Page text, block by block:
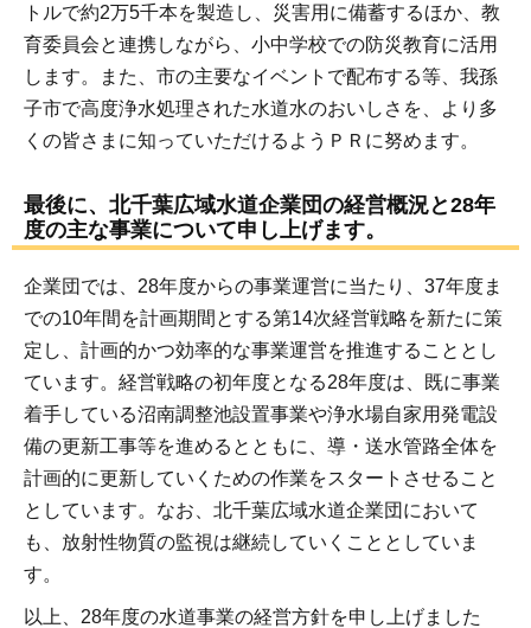
トルで約2万5千本を製造し、災害用に備蓄するほか、教
育委員会と連携しながら、小中学校での防災教育に活用
します。また、市の主要なイベントで配布する等、我孫
子市で高度浄水処理された水道水のおいしさを、より多
くの皆さまに知っていただけるようＰＲに努めます。
最後に、北千葉広域水道企業団の経営概況と28年
度の主な事業について申し上げます。
企業団では、28年度からの事業運営に当たり、37年度ま
での10年間を計画期間とする第14次経営戦略を新たに策
定し、計画的かつ効率的な事業運営を推進することとし
ています。経営戦略の初年度となる28年度は、既に事業
着手している沼南調整池設置事業や浄水場自家用発電設
備の更新工事等を進めるとともに、導・送水管路全体を
計画的に更新していくための作業をスタートさせること
としています。なお、北千葉広域水道企業団において
も、放射性物質の監視は継続していくこととしていま
す。
以上、28年度の水道事業の経営方針を申し上げました